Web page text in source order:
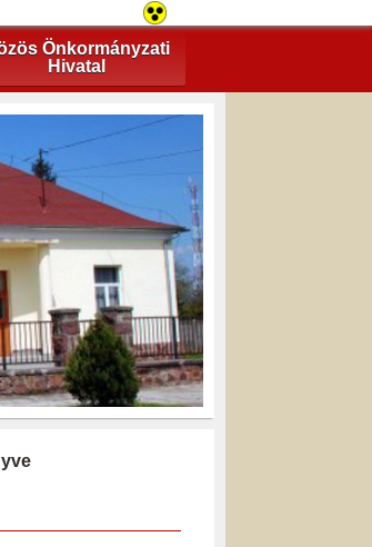
Önkormányzati
Hivatal